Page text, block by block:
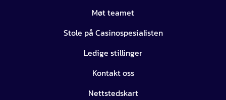
Møt teamet
Stole på Casinospesialisten
Ledige stillinger
Kontakt oss
Nettstedskart